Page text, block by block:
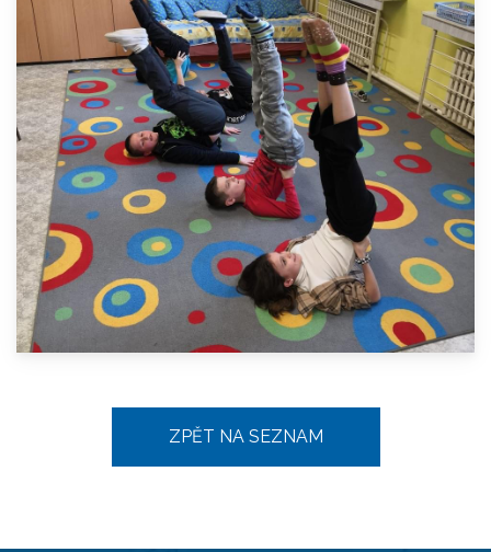
ZPĚT NA SEZNAM